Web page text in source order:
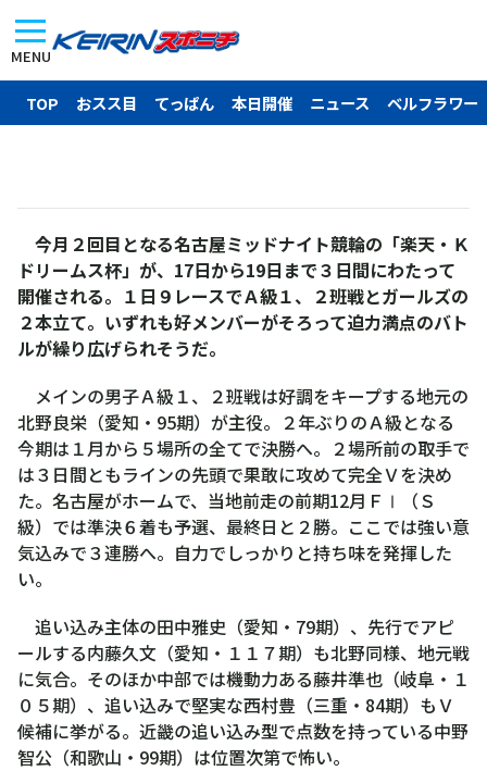
MENU
TOP おスス目 てっぱん 本日開催 ニュース ベルフラワー
今月２回目となる名古屋ミッドナイト競輪の「楽天・Ｋ
ドリームス杯」が、17日から19日まで３日間にわたって
開催される。１日９レースでＡ級１、２班戦とガールズの
２本立て。いずれも好メンバーがそろって迫力満点のバト
ルが繰り広げられそうだ。
メインの男子Ａ級１、２班戦は好調をキープする地元の
北野良栄（愛知・95期）が主役。２年ぶりのＡ級となる
今期は１月から５場所の全てで決勝へ。２場所前の取手で
は３日間ともラインの先頭で果敢に攻めて完全Ｖを決め
た。名古屋がホームで、当地前走の前期12月ＦⅠ（Ｓ
級）では準決６着も予選、最終日と２勝。ここでは強い意
気込みで３連勝へ。自力でしっかりと持ち味を発揮した
い。
追い込み主体の田中雅史（愛知・79期）、先行でアピ
ールする内藤久文（愛知・１１７期）も北野同様、地元戦
に気合。そのほか中部では機動力ある藤井準也（岐阜・１
０５期）、追い込みで堅実な西村豊（三重・84期）もＶ
候補に挙がる。近畿の追い込み型で点数を持っている中野
智公（和歌山・99期）は位置次第で怖い。